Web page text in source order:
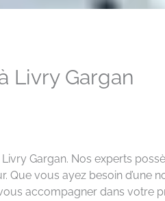
Livry Gargan
Gargan. Nos experts
Que vous ayez besoin d’une
accompagner dans votre